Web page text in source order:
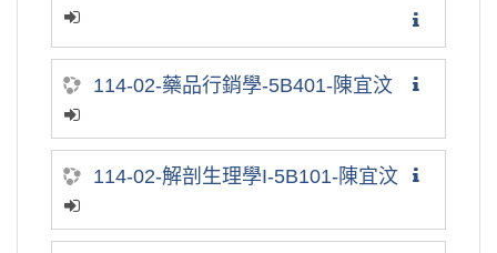
114-02-藥品行銷學-5B401-陳宜汶
114-02-解剖生理學I-5B101-陳宜汶